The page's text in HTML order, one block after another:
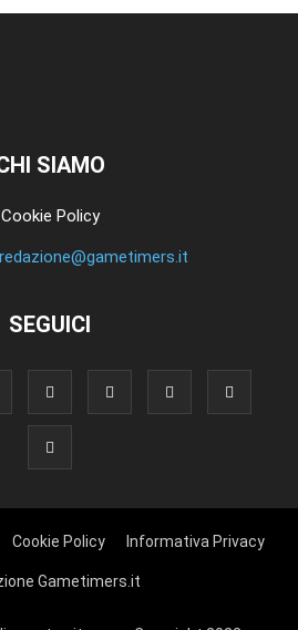
SIAMO
Cookie Policy
redazione@gametimers.it
SEGUICI
Cookie Policy Informativa Privacy
Gametimers.it